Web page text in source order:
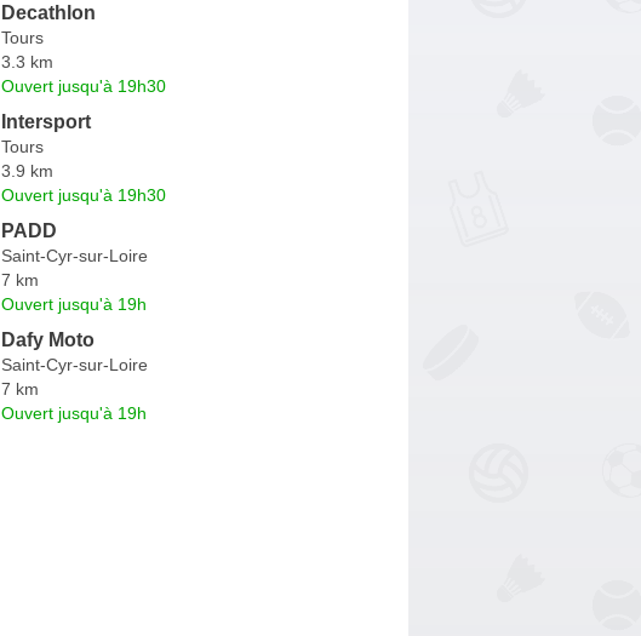
Decathlon
Tours
3.3 km
Ouvert jusqu'à 19h30
Intersport
Tours
3.9 km
Ouvert jusqu'à 19h30
PADD
Saint-Cyr-sur-Loire
7 km
Ouvert jusqu'à 19h
Dafy Moto
Saint-Cyr-sur-Loire
7 km
Ouvert jusqu'à 19h